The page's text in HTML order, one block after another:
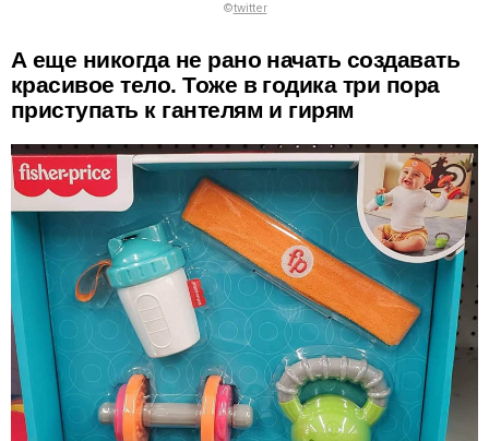
©twitter
А еще никогда не рано начать создавать
красивое тело. Тоже в годика три пора
приступать к гантелям и гирям